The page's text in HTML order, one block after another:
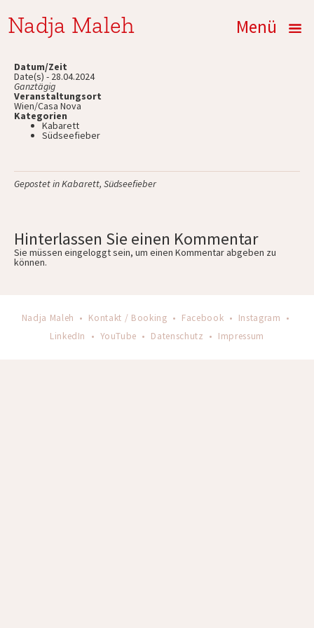
Nadja Maleh Menü
Datum/Zeit
Date(s) - 28.04.2024
Ganztägig
Veranstaltungsort
Wien/Casa Nova
Kategorien
Kabarett
Südseefieber
Gepostet inKabarett, Südseefieber
Hinterlassen Sie einen Kommentar
Sie müssen eingeloggtsein, um einen Kommentar abgeben zu
können.
Nadja Maleh • Kontakt / Booking • Facebook • Instagram •
LinkedIn
• YouTube • Datenschutz • Impressum